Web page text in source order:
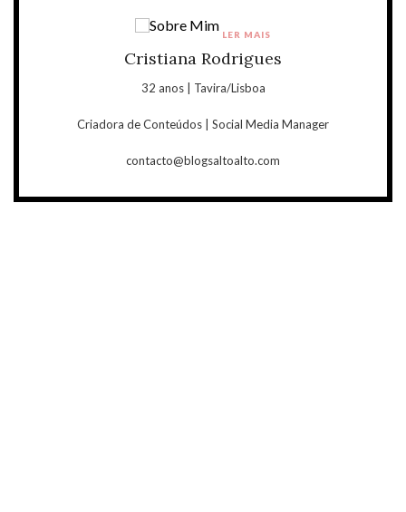
Cristiana Rodrigues
32 anos | Tavira/Lisboa
Criadora de Conteúdos | Social Media Manager
contacto@blogsaltoalto.com
LER MAIS